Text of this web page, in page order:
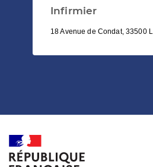
Infirmier
18 Avenue de Condat, 33500